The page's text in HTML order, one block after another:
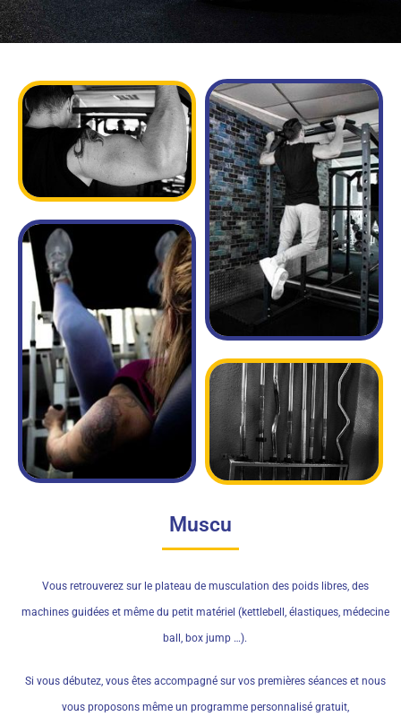
Muscu
Vous retrouverez sur le plateau de musculation des poids libres, des
machines guidées et même du petit matériel (kettlebell, élastiques, médecine
ball, box jump …).
Si vous débutez, vous êtes accompagné sur vos premières séances et nous
vous proposons même un programme personnalisé gratuit,